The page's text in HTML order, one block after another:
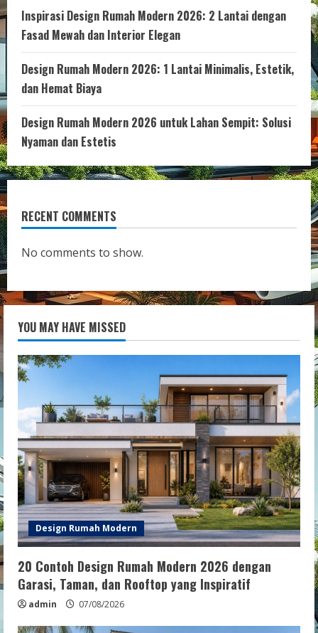
Inspirasi Design Rumah Modern 2026: 2 Lantai dengan
Fasad Mewah dan Interior Elegan
Design Rumah Modern 2026: 1 Lantai Minimalis, Estetik,
dan Hemat Biaya
Design Rumah Modern 2026 untuk Lahan Sempit: Solusi
Nyaman dan Estetis
RECENT COMMENTS
No comments to show.
YOU MAY HAVE MISSED
Design Rumah Modern
20 Contoh Design Rumah Modern 2026 dengan
Garasi, Taman, dan Rooftop yang Inspiratif
admin 07/08/2026